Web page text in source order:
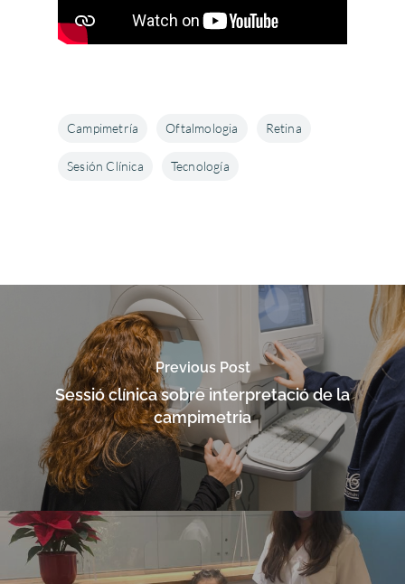
Campimetría Oftalmologia Retina
Sesión Clínica Tecnología
Previous Post
Sessió clínica sobre interpretació de la
campimetria